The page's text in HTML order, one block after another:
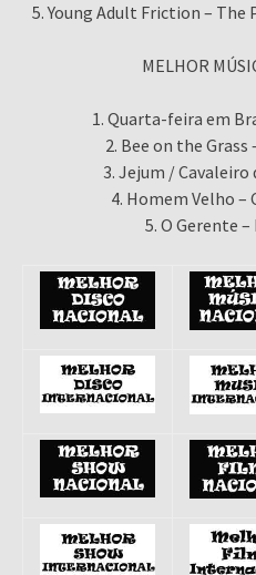
5. Young Adult Friction –
MELHOR
1. Quarta-feira em
2. Bee on the
3. Jejum / Cavaleiro
4. Homem Velho –
5. O Gerente